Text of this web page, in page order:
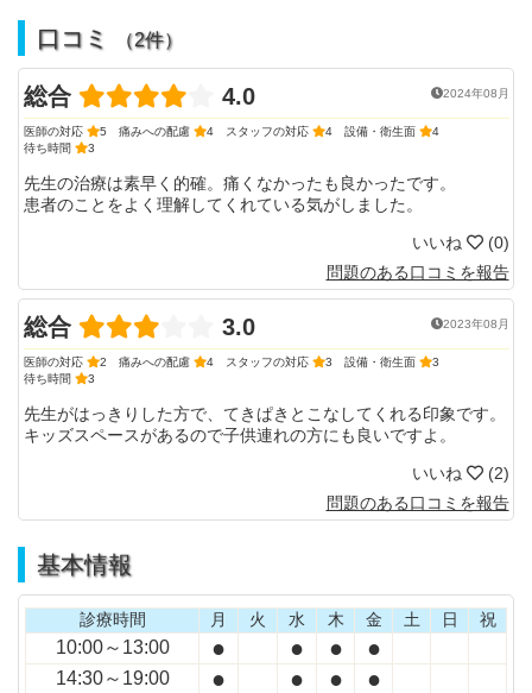
口コミ （2件）
総合 4.0 2024年08月
医師の対応 5 痛みへの配慮 4 スタッフの対応 4 設備・衛生面
4
待ち時間
3
先生の治療は素早く的確。痛くなかったも良かったです。
患者のことをよく理解してくれている気がしました。
いいね
(0)
問題のある口コミを報告
総合 3.0 2023年08月
医師の対応 2 痛みへの配慮 4 スタッフの対応 3 設備・衛生面
3
待ち時間
3
先生がはっきりした方で、てきぱきとこなしてくれる印象です。
キッズスペースがあるので子供連れの方にも良いですよ。
いいね
(2)
問題のある口コミを報告
基本情報
診療時間 月 火 水 木 金 土 日 祝
10:00～13:00 ● ● ● ●
14:30～19:00 ● ● ● ●